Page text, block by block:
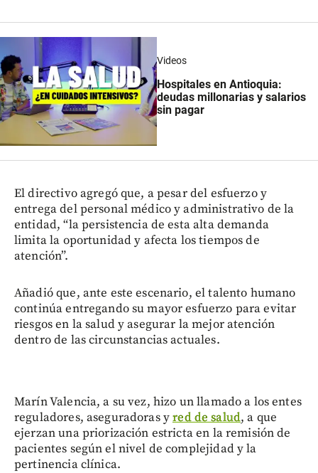
Videos
Hospitales en Antioquia:
deudas millonarias y salarios
sin pagar
El directivo agregó que, a pesar del esfuerzo y
entrega del personal médico y administrativo de la
entidad, “la persistencia de esta alta demanda
limita la oportunidad y afecta los tiempos de
atención”.
Añadió que, ante este escenario, el talento humano
continúa entregando su mayor esfuerzo para evitar
riesgos en la salud y asegurar la mejor atención
dentro de las circunstancias actuales.
Marín Valencia, a su vez, hizo un llamado a los entes
reguladores, aseguradoras yred de salud, a que
ejerzan una priorización estricta en la remisión de
pacientes según el nivel de complejidad y la
pertinencia clínica.